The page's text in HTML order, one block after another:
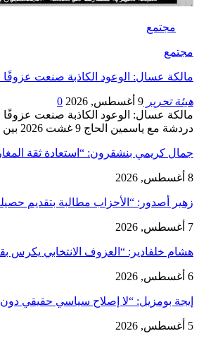
مجتمع
مجتمع
مالكة عسال: الوعود الكاذبة صنعت
هيئة تحرير 9 أغسطس, 2026
0
مالكة عسال: الوعود الكاذبة صنعت
دردشة مع ياسمين الحاج 9 غشت 2026 بين الأمل والإحباط،…
جمال كريمي بنشقرون: “استعادة ثقة
8 أغسطس, 2026
زهير أصدور: “الأحزاب مطالبة بتقديم
7 أغسطس, 2026
هشام خلفادير: “العزوف الانتخابي
6 أغسطس, 2026
إيجة بومزيل: “لا إصلاح سياسي حقيقي
5 أغسطس, 2026